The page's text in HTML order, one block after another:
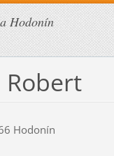
Hodonín
Robert
Hodonín